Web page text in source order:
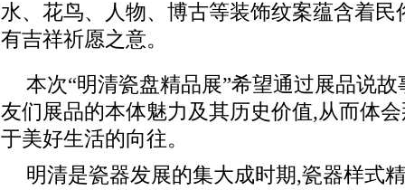
水、花鸟、人物、博古等装饰纹案蕴含着民
有吉祥祈愿之意。
本次“明清瓷盘精品展”希望通过展品说
友们展品的本体魅力及其历史价值,从而体
于美好生活的向往。
明清是瓷器发展的集大成时期,瓷器样式